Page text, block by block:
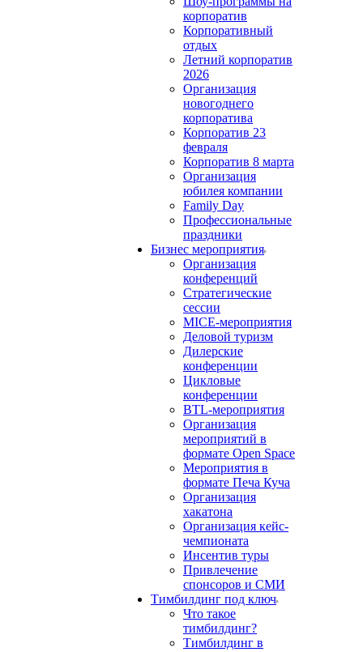
корпоратив
Корпоративный
отдых
Летний корпоратив
2026
Организация
новогоднего
корпоратива
Корпоратив 23
февраля
Корпоратив 8 марта
Организация
юбилея компании
Family Day
Профессиональные
праздники
Бизнес мероприятия
Организация
конференций
Стратегические
сессии
MICE-мероприятия
Деловой туризм
Дилерские
конференции
Цикловые
конференции
BTL-мероприятия
Организация
мероприятий в
формате Open Space
Мероприятия в
формате Печа Куча
Организация
хакатона
Организация кейс-
чемпионата
Инсентив туры
Привлечение
спонсоров и СМИ
Тимбилдинг под ключ
Что такое
тимбилдинг?
Тимбилдинг в